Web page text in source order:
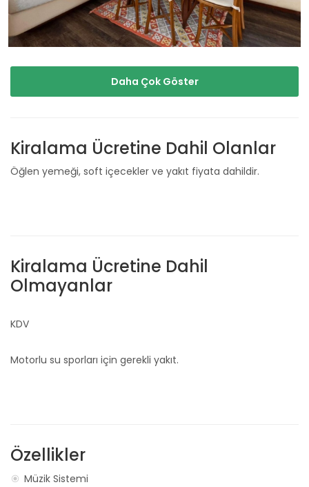
Daha Çok Göster
Kiralama Ücretine Dahil Olanlar
Öğlen yemeği, soft içecekler ve yakıt fiyata dahildir.
Kiralama Ücretine Dahil
Olmayanlar
KDV
Motorlu su sporları için gerekli yakıt.
Özellikler
Müzik Sistemi